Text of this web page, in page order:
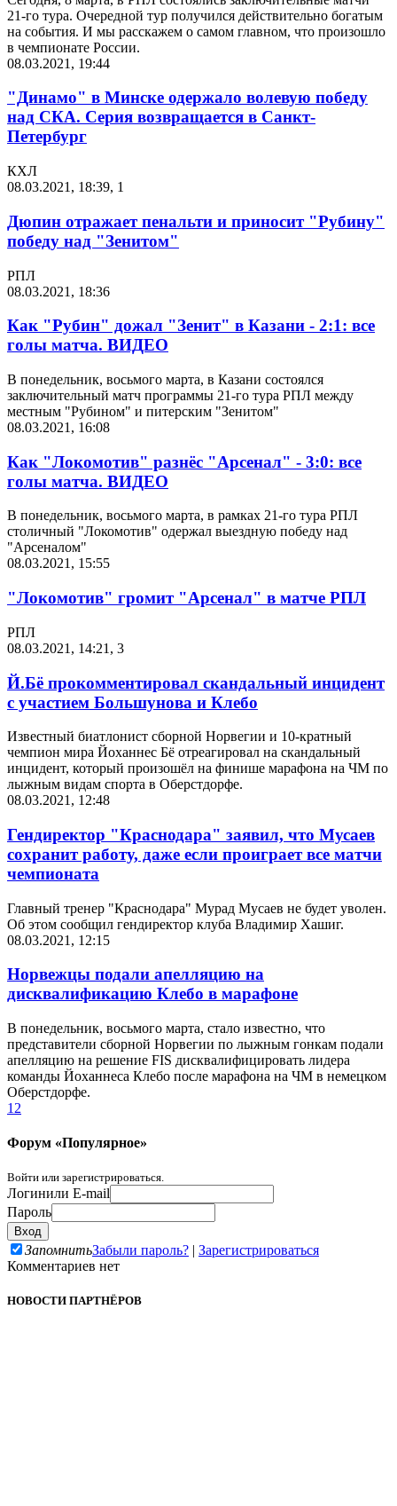
21-го тура. Очередной тур получился действительно богатым
на события. И мы расскажем о самом главном, что произошло
в чемпионате России.
08.03.2021, 19:44
"Динамо" в Минске одержало волевую победу
над СКА. Серия возвращается в Санкт-
Петербург
КХЛ
08.03.2021, 18:39, 1
Дюпин отражает пенальти и приносит "Рубину"
победу над "Зенитом"
РПЛ
08.03.2021, 18:36
Как "Рубин" дожал "Зенит" в Казани - 2:1: все
голы матча. ВИДЕО
В понедельник, восьмого марта, в Казани состоялся
заключительный матч программы 21-го тура РПЛ между
местным "Рубином" и питерским "Зенитом"
08.03.2021, 16:08
Как "Локомотив" разнёс "Арсенал" - 3:0: все
голы матча. ВИДЕО
В понедельник, восьмого марта, в рамках 21-го тура РПЛ
столичный "Локомотив" одержал выездную победу над
"Арсеналом"
08.03.2021, 15:55
"Локомотив" громит "Арсенал" в матче РПЛ
РПЛ
08.03.2021, 14:21 , 3
Й.Бё прокомментировал скандальный инцидент
с участием Большунова и Клебо
Известный биатлонист сборной Норвегии и 10-кратный
чемпион мира Йоханнес Бё отреагировал на скандальный
инцидент, который произошёл на финише марафона на ЧМ по
лыжным видам спорта в Оберстдорфе.
08.03.2021, 12:48
Гендиректор "Краснодара" заявил, что Мусаев
сохранит работу, даже если проиграет все матчи
чемпионата
Главный тренер "Краснодара" Мурад Мусаев не будет уволен.
Об этом сообщил гендиректор клуба Владимир Хашиг.
08.03.2021, 12:15
Норвежцы подали апелляцию на
дисквалификацию Клебо в марафоне
В понедельник, восьмого марта, стало известно, что
представители сборной Норвегии по лыжным гонкам подали
апелляцию на решение FIS дисквалифицировать лидера
команды Йоханнеса Клебо после марафона на ЧМ в немецком
Оберстдорфе.
1 2
Форум «Популярное»
Войти или зарегистрироваться.
Логинили E-mail
Пароль
ЗапомнитьЗабыли пароль? | Зарегистрироваться
Комментариев нет
НОВОСТИ ПАРТНЁРОВ